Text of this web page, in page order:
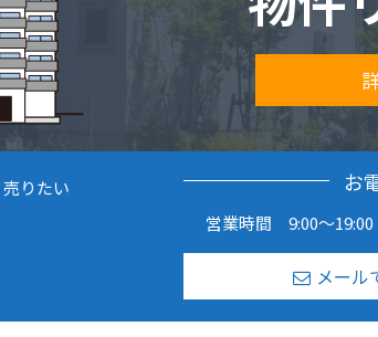
売りたい
お
営業時間 9:00～19:00
メール